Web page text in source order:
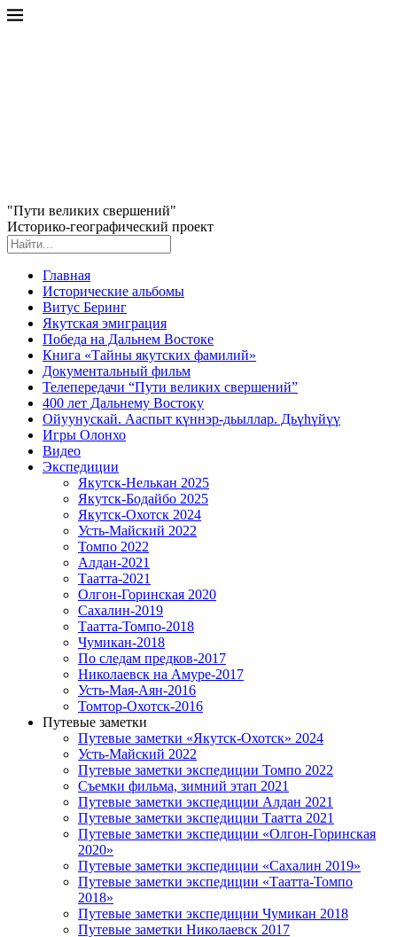
"Пути великих свершений"
Историко-географический проект
Главная
Исторические альбомы
Витус Беринг
Якутская эмиграция
Победа на Дальнем Востоке
Книга «Тайны якутских фамилий»
Документальный фильм
Телепередачи “Пути великих свершений”
400 лет Дальнему Востоку
Ойуунускай. Ааспыт күннэр-дьыллар. Дьүһүйүү
Игры Олонхо
Видео
Экспедиции
Якутск-Нелькан 2025
Якутск-Бодайбо 2025
Якутск-Охотск 2024
Усть-Майский 2022
Томпо 2022
Алдан-2021
Таатта-2021
Олгон-Горинская 2020
Сахалин-2019
Таатта-Томпо-2018
Чумикан-2018
По следам предков-2017
Николаевск на Амуре-2017
Усть-Мая-Аян-2016
Томтор-Охотск-2016
Путевые заметки
Путевые заметки «Якутск-Охотск» 2024
Усть-Майский 2022
Путевые заметки экспедиции Томпо 2022
Съемки фильма, зимний этап 2021
Путевые заметки экспедиции Алдан 2021
Путевые заметки экспедиции Таатта 2021
Путевые заметки экспедиции «Олгон-Горинская
2020»
Путевые заметки экспедиции «Сахалин 2019»
Путевые заметки экспедиции «Таатта-Томпо
2018»
Путевые заметки экспедиции Чумикан 2018
Путевые заметки Николаевск 2017